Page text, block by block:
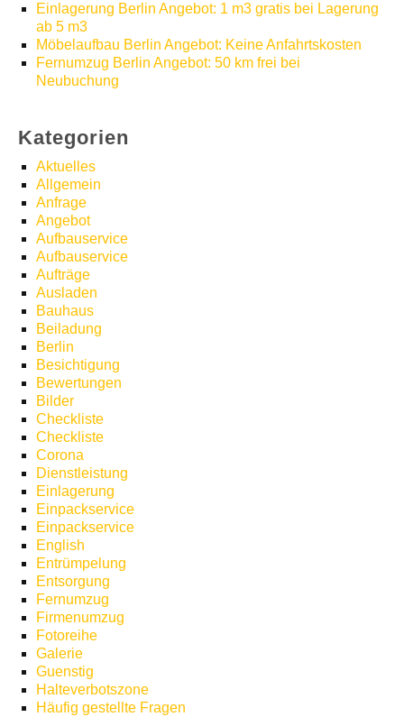
Einlagerung Berlin Angebot: 1 m3 gratis bei Lagerung
ab 5 m3
Möbelaufbau Berlin Angebot: Keine Anfahrtskosten
Fernumzug Berlin Angebot: 50 km frei bei
Neubuchung
Kategorien
Aktuelles
Allgemein
Anfrage
Angebot
Aufbauservice
Aufbauservice
Aufträge
Ausladen
Bauhaus
Beiladung
Berlin
Besichtigung
Bewertungen
Bilder
Checkliste
Checkliste
Corona
Dienstleistung
Einlagerung
Einpackservice
Einpackservice
English
Entrümpelung
Entsorgung
Fernumzug
Firmenumzug
Fotoreihe
Galerie
Guenstig
Halteverbotszone
Häufig gestellte Fragen